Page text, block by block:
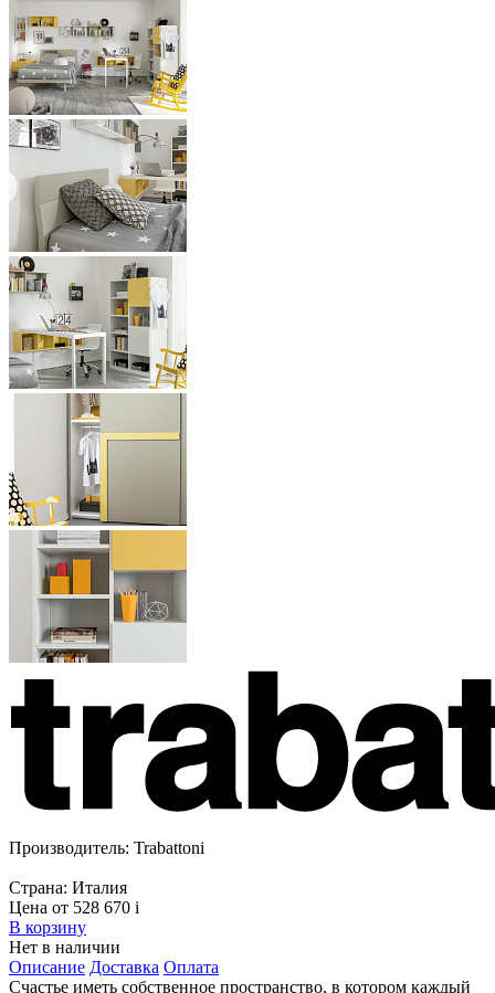
Производитель: Trabattoni
Страна: Италия
Цена от 528 670 i
В корзину
Нет в наличии
Описание Доставка Оплата
Счастье иметь собственное пространство, в котором каждый